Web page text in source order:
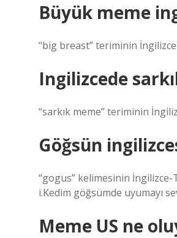
Büyük meme
“big breast” teriminin
Ingilizcede
“sarkık meme” teriminin
Göğsün
“gogus” kelimesinin
i.Kedim göğsümde uyumayı
Meme US ne